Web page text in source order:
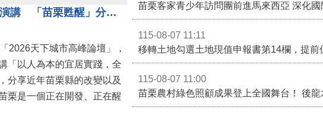
苗栗縣長鍾東錦受邀演講 「苗栗甦醒」分享近年轉變
2026天下城市高峰論壇」，
「以人為本的宜居實踐，全
分享近年苗栗縣的改變以及
栗是一個正在開發、正在醒
苗栗客家青少年訪問團前進馬來西亞 深化
115-08-07 11:11
移轉土地勾選土地現值申報書第14欄，提前
115-08-07 11:00